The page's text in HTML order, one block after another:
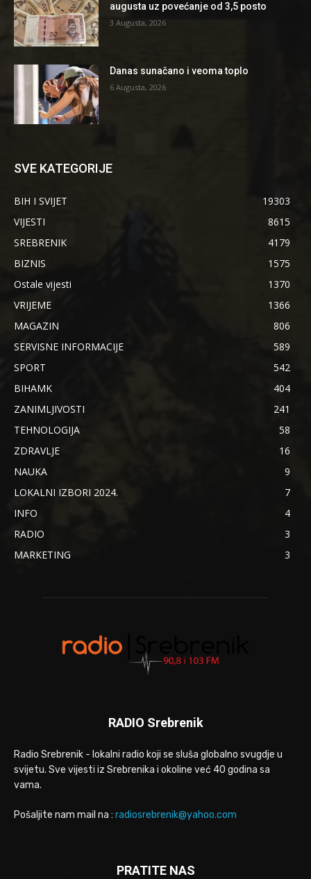
augusta uz povećanje od 3,5 posto
3 Augusta, 2026
Danas sunačano i veoma toplo
6 Augusta, 2026
SVE KATEGORIJE
BIH I SVIJET
19303
VIJESTI
8615
SREBRENIK
4179
BIZNIS
1575
Ostale vijesti
1370
VRIJEME
1366
MAGAZIN
806
SERVISNE INFORMACIJE
589
SPORT
542
BIHAMK
404
ZANIMLJIVOSTI
241
TEHNOLOGIJA
58
ZDRAVLJE
16
NAUKA
9
LOKALNI IZBORI 2024.
7
INFO
4
RADIO
3
MARKETING
3
RADIO Srebrenik
Radio Srebrenik - lokalni radio koji se sluša globalno svugdje u
svijetu. Sve vijesti iz Srebrenika i okoline već 40 godina sa
vama.
Pošaljite nam mail na : radiosrebrenik@yahoo.com
PRATITE NAS